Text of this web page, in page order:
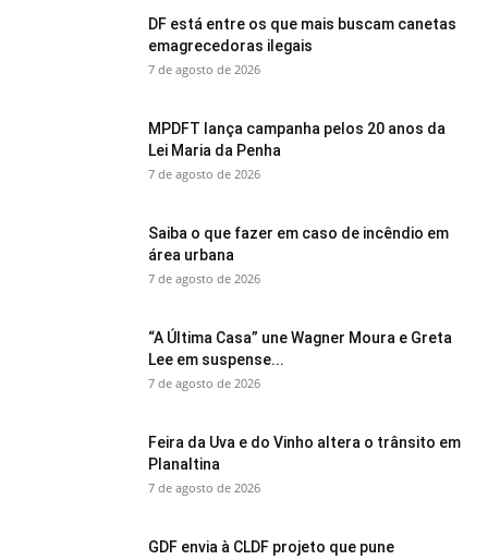
DF está entre os que mais buscam canetas
emagrecedoras ilegais
7 de agosto de 2026
MPDFT lança campanha pelos 20 anos da
Lei Maria da Penha
7 de agosto de 2026
Saiba o que fazer em caso de incêndio em
área urbana
7 de agosto de 2026
“A Última Casa” une Wagner Moura e Greta
Lee em suspense...
7 de agosto de 2026
Feira da Uva e do Vinho altera o trânsito em
Planaltina
7 de agosto de 2026
GDF envia à CLDF projeto que pune